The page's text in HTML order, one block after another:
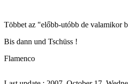
Többet az "előbb-utóbb de valamikor
Bis dann und Tschüss !
Flamenco